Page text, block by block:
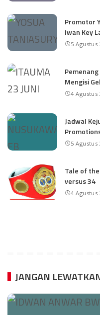
Promotor
Iwan Key
5 Agustus
Mengisi
4 Agustus
Jadwal
5 Agustus
Tale of
versus 34
4 Agustus
JANGAN